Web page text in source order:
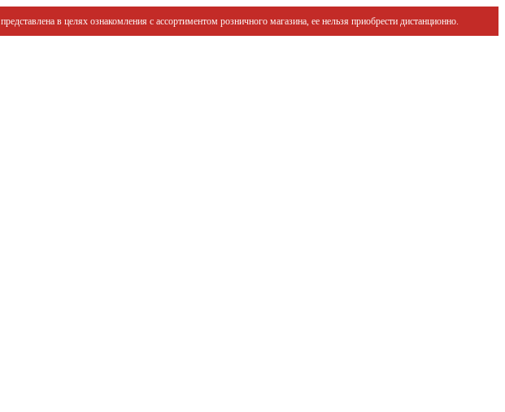
в целях ознакомления с ассортиментом розничного магазина, ее нельзя приобрести дистанционно.